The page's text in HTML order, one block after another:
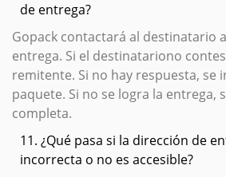
de entrega?
Gopack contactará al destinatario
entrega. Si el destinatariono
remitente. Si no hay respuesta, se
paquete. Si no se logra la entrega,
completa.
11. ¿Qué pasa si la dirección de
incorrecta o no es accesible?